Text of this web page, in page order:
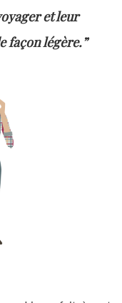
et leur
façon légère.”